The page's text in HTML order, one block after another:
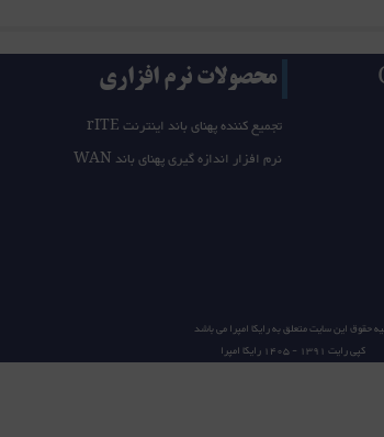
محصولات نرم افزاری
تجمیع کننده پهنای باند اینترنت rITE
نرم افزار اندازه گیری پهنای باند WAN
حقوق این سایت متعلق بهرایکا امپرامی باشد
کپی رایت 1391 - 1405
رایکا امپرا